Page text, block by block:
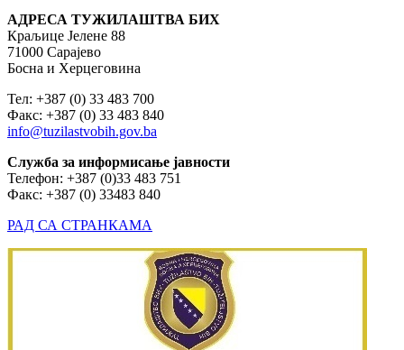
АДРЕСА ТУЖИЛАШТВА БИХ
Краљице Јелене 88
71000 Сарајево
Босна и Херцеговина
Тел: +387 (0) 33 483 700
Факс: +387 (0) 33 483 840
info@tuzilastvobih.gov.ba
Служба за информисање јавности
Телефон: +387 (0)33 483 751
Факс: +387 (0) 33483 840
РАД СА СТРАНКАМА